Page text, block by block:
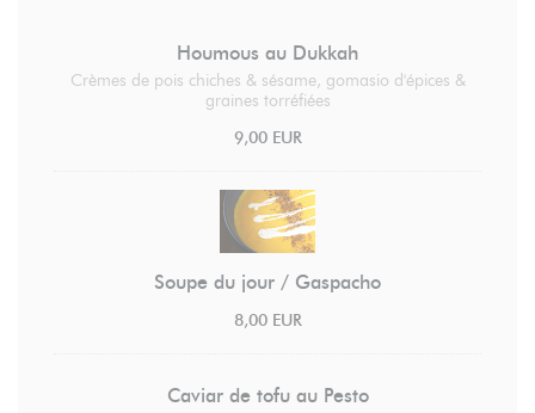
Houmous au Dukkah
Crèmes de pois chiches & sésame, gomasio d'épices &
graines torréfiées
9,00 EUR
Soupe du jour / Gaspacho
8,00 EUR
Caviar de tofu au Pesto